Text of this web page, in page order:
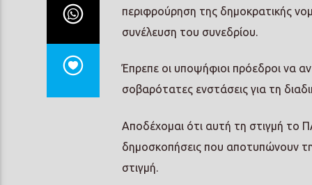
περιφρούρηση της δημοκρατικής
συνέλευση του συνεδρίου.
Έπρεπε οι υποψήφιοι πρόεδροι να
σοβαρότατες ενστάσεις για τη
Αποδέχομαι ότι αυτή τη στιγμή το
δημοσκοπήσεις που αποτυπώνουν
στιγμή.